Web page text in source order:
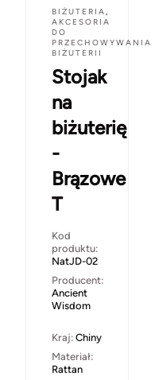
BIŻUTERIA,
AKCESORIA
DO
PRZECHOWYWANIA
BIŻUTERII
Stojak
na
biżuterię
-
Brązowe
T
Kod
produktu:
NatJD-02
Producent:
Ancient
Wisdom
Kraj: Chiny
Materiał:
Rattan